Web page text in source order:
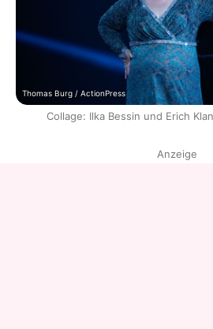
Thomas Burg / ActionPress
Collage: Ilka Bessin und Erich
Anzeige